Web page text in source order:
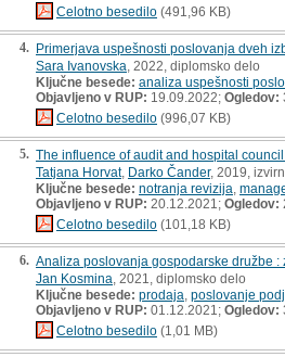
Celotno besedilo (491,96 KB)
4. Primerjava uspešnosti poslovanja dveh
Sara Ivanovska , 2022, diplomsko delo
Ključne besede: analiza uspešnosti
Objavljeno v RUP: 19.09.2022; Ogledov:
Celotno besedilo (996,07 KB)
5. The influence of audit and hospital
Tatjana Horvat, Darko Čander, 2019,
Ključne besede: notranja revizija
Objavljeno v RUP: 20.12.2021; Ogledov:
Celotno besedilo (101,18 KB)
6. Analiza poslovanja gospodarske družbe
Jan Kosmina , 2021, diplomsko delo
Ključne besede: prodaja poslovanje
Objavljeno v RUP: 01.12.2021; Ogledov:
Celotno besedilo (1,01 MB)